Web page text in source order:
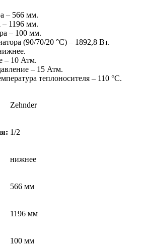
– 566 мм.
– 1196 мм.
– 100 мм.
(90/70/20 °С) – 1892,8 Вт.
– 10 Атм.
– 15 Атм.
теплоносителя – 110 °C.
Zehnder
1/2
нижнее
566 мм
1196 мм
100 мм